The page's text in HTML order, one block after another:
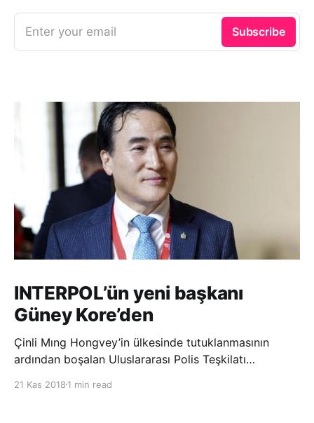
Enter your email Subscribe
INTERPOL’ün yeni başkanı
Güney Kore’den
Çinli Mıng Hongvey’in ülkesinde tutuklanmasının
ardından boşalan Uluslararası Polis Teşkilatı
seçildi. INTERPOL Genel Kurulu’nun Dubai’deki
21 Kas 2018 1 min read